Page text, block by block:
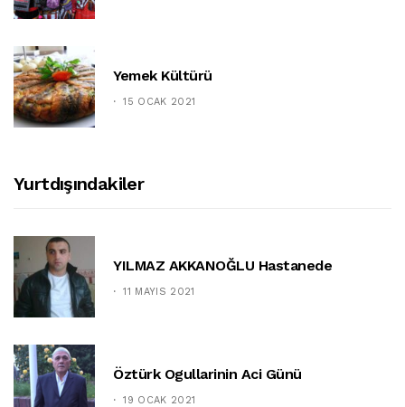
Yemek Kültürü
15 OCAK 2021
Yurtdışındakiler
YILMAZ AKKANOĞLU Hastanede
11 MAYIS 2021
Öztürk Ogullarinin Aci Günü
19 OCAK 2021